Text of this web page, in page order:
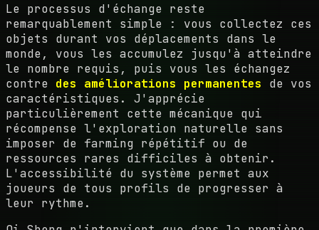
Le processus d'échange reste
remarquablement simple : vous collectez ces
objets durant vos déplacements dans le
monde, vous les accumulez jusqu'à atteindre
le nombre requis, puis vous les échangez
contre des améliorations permanentes de vos
caractéristiques. J'apprécie
particulièrement cette mécanique qui
récompense l'exploration naturelle sans
imposer de farming répétitif ou de
ressources rares difficiles à obtenir.
L'accessibilité du système permet aux
joueurs de tous profils de progresser à
leur rythme.